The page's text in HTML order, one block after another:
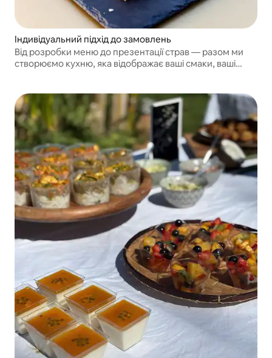
Індивідуальний підхід до замовлень
Від розробки меню до презентації страв — разом ми
створюємо кухню, яка відображає ваші смаки, ваші